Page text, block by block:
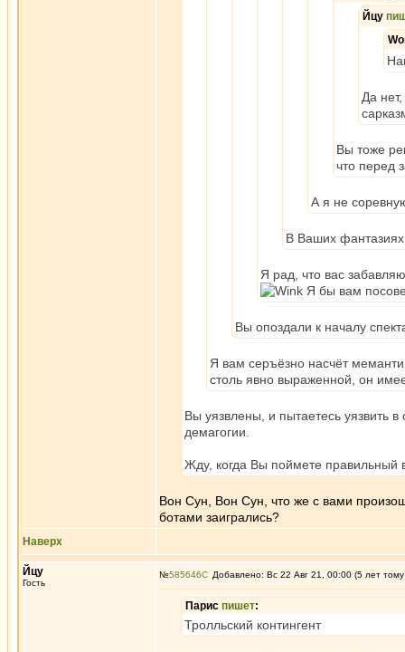
Йцу
Да
Вы тоже
что перед
А я не
В Ваших
Я рад, что вас
Я бы вам
Вы опоздали к началу
Я вам серъёзно насчёт
столь явно выраженной, он
Вы уязвлены, и пытаетесь уязвить
демагогии.
Жду, когда Вы поймете правильный
Вон Сун, Вон Сун, что же с вами
ботами заигрались?
Наверх
Йцу
Гость
№585646 Добавлено: Вс 22 Авг 21, 00:00 (5 лет
Парис пишет:
Тролльский контингент